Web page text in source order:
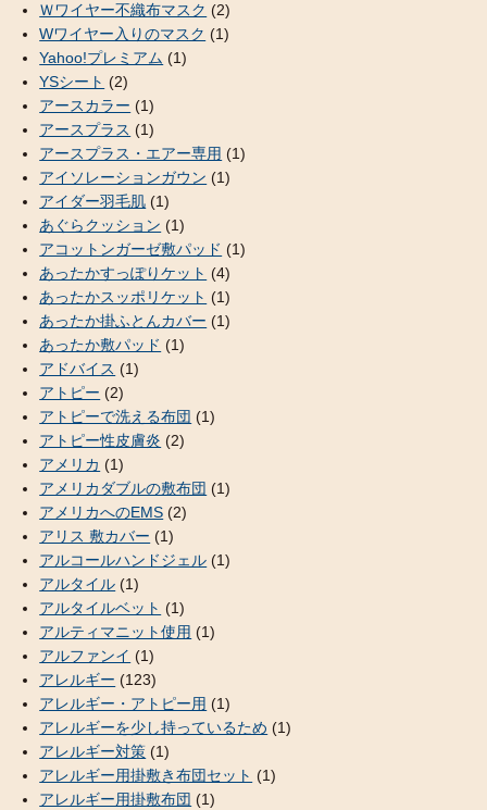
Ｗワイヤー不織布マスク (2)
Wワイヤー入りのマスク (1)
Yahoo!プレミアム (1)
YSシート (2)
アースカラー (1)
アースプラス (1)
アースプラス・エアー専用 (1)
アイソレーションガウン (1)
アイダー羽毛肌 (1)
あぐらクッション (1)
アコットンガーゼ敷パッド (1)
あったかすっぽりケット (4)
あったかスッポリケット (1)
あったか掛ふとんカバー (1)
あったか敷パッド (1)
アドバイス (1)
アトピー (2)
アトピーで洗える布団 (1)
アトピー性皮膚炎 (2)
アメリカ (1)
アメリカダブルの敷布団 (1)
アメリカへのEMS (2)
アリス 敷カバー (1)
アルコールハンドジェル (1)
アルタイル (1)
アルタイルベット (1)
アルティマニット使用 (1)
アルファンイ (1)
アレルギー (123)
アレルギー・アトピー用 (1)
アレルギーを少し持っているため (1)
アレルギー対策 (1)
アレルギー用掛敷き布団セット (1)
アレルギー用掛敷布団 (1)